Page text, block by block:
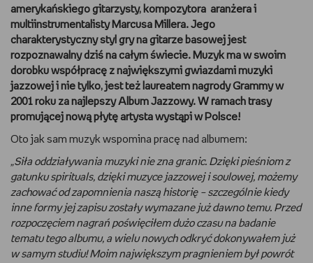
TRENUJĘ
URZĄDZAM I DEKORUJĘ
MAM ZWIERZĘTA
GRAM
PORADNIKI
amerykańskiego gitarzysty, kompozytora aranżera i
multiinstrumentalisty Marcusa Millera. Jego
charakterystyczny styl gry na gitarze basowej jest
rozpoznawalny dziś na całym świecie. Muzyk ma w swoim
dorobku współpracę z największymi gwiazdami muzyki
jazzowej i nie tylko, jest też laureatem nagrody Grammy w
2001 roku za najlepszy Album Jazzowy. W ramach trasy
promującej nową płytę artysta wystąpi w Polsce!
Oto jak sam muzyk wspomina pracę nad albumem:
„Siła oddziaływania muzyki nie zna granic. Dzięki pieśniom z
gatunku spirituals, dzięki muzyce jazzowej i soulowej, możemy
zachować od zapomnienia naszą historię – szczególnie kiedy
inne formy jej zapisu zostały wymazane już dawno temu. Przed
rozpoczęciem nagrań poświęciłem dużo czasu na badanie
tematu tego albumu, a wielu nowych odkryć dokonywałem już
w samym studiu! Moim największym pragnieniem był powrót